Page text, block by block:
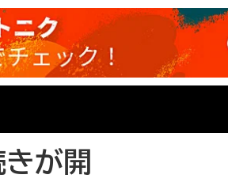
が開